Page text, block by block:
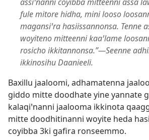
fule mitore hidha, mini looso
magansiꞌra hasiissannonsa. Tenne
woyiteno mitteenni kaaꞌlame
rosicho ikkitannonsa.”—Seenne
ikkinosihu Daanieeli.
Baxillu jaaloomi, adhamatenna
giddo mitte doodhate yine yannate
kalaqiꞌnanni jaalooma ikkinota
mitte doodhitinanni woyite heda
coyibba 3ki gafira ronseemmo.